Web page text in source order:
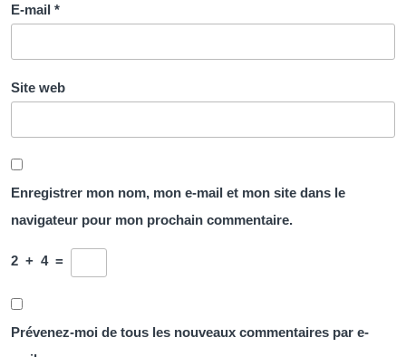
E-mail *
Site web
Enregistrer mon nom, mon e-mail et mon site dans le
navigateur pour mon prochain commentaire.
2 + 4 =
Prévenez-moi de tous les nouveaux commentaires par e-